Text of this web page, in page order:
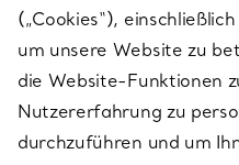
SERVICES
ÜBER TIFFANY & CO.
(„Cookies“),
um unsere Website zu
die Website-Funktionen
Nutzererfahrung zu
durchzuführen und um